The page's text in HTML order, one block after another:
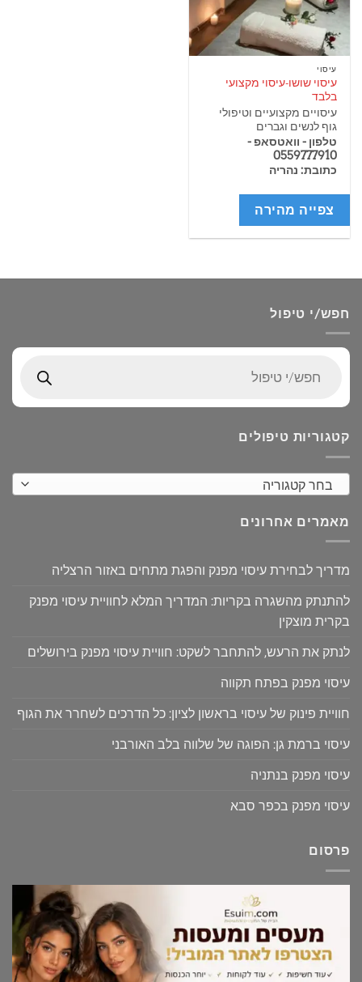
עיסוי
עיסוי שושו-עיסוי מקצועי
בלבד
עיסויים מקצועיים וטיפולי
גוף לנשים וגברים
טלפון - וואטסאפ -
0559777910
כתובת: נהריה
צפייה מהירה
חפש/י טיפול
search
קטגוריות טיפולים
בחר קטגוריה
מאמרים אחרונים
מדריך לבחירת עיסוי מפנק והפגת מתחים באזור הרצליה
להתנתק מהשגרה בקריות: המדריך המלא לחוויית עיסוי מפנק
בקרית מוצקין
לנתק את הרעש, להתחבר לשקט: חוויית עיסוי מפנק בירושלים
עיסוי מפנק בפתח תקווה
חוויית פינוק של עיסוי בראשון לציון: כל הדרכים לשחרר את הגוף
עיסוי ברמת גן: הפוגה של שלווה בלב האורבני
עיסוי מפנק בנתניה
עיסוי מפנק בכפר סבא
פרסום